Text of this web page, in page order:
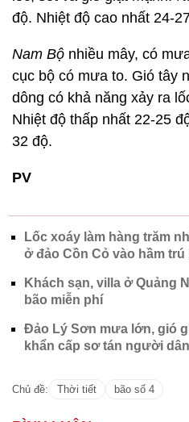
độ. Nhiệt độ cao nhất 24-
Nam Bộ nhiều mây, có
cục bộ có mưa to. Gió tây
dông có khả năng xảy ra
Nhiệt độ thấp nhất 22-25
32 độ.
PV
Lốc xoáy làm hàng trăm
ở đảo Cồn Cỏ vào hầm trú
Khách sạn, villa ở Quảng
bão miễn phí
Đảo Lý Sơn mưa lớn, gió
khẩn cấp sơ tán người
Chủ đề: Thời tiết bão số 4